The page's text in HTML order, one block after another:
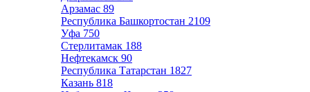
Арзамас 89
Республика Башкортостан 2109
Уфа 750
Стерлитамак 188
Нефтекамск 90
Республика Татарстан 1827
Казань 818